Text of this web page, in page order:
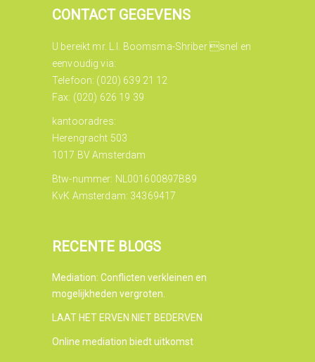
CONTACT GEGEVENS
U bereikt mr. L.I. Boomsma-Shriber snel en
eenvoudig via:
Telefoon: (020) 639 21 12
Fax: (020) 626 19 39
kantooradres:
Herengracht 503
1017 BV Amsterdam
Btw-nummer: NL001600897B89
KvK Amsterdam: 34369417
RECENTE BLOGS
Mediation: Conflicten verkleinen en
mogelijkheden vergroten.
LAAT HET ERVEN NIET BEDERVEN
Online mediation biedt uitkomst